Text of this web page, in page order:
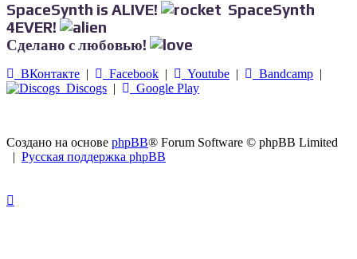
SpaceSynth is ALIVE!
SpaceSynth
4EVER!
Сделано с любовью!
ВКонтакте | Facebook | Youtube | Bandcamp |
Discogs | Google Play
Создано на основе phpBB® Forum Software © phpBB Limited
| Русская поддержка phpBB